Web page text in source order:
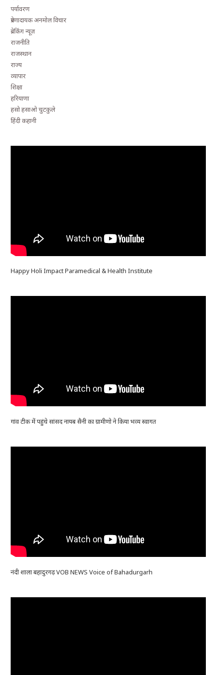
पर्यावरण
प्रेरणादायक अनमोल विचार
ब्रेकिंग न्यूज़
राजनीति
राजस्थान
राज्य
व्यापार
शिक्षा
हरियाणा
हसो हसाओ चुटकुले
हिंदी कहानी
Happy Holi Impact Paramedical & Health Institute
गांव टीक में पहुंचे सांसद नायब सैनी का ग्रामीणो ने किया भव्य स्वागत
नंदी शाला बहादुरगढ़ VOB NEWS Voice of Bahadurgarh